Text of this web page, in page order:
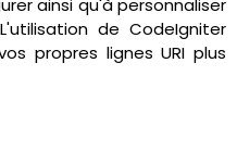
ainsi qu'à personnaliser
de CodeIgniter
propres lignes URI plus